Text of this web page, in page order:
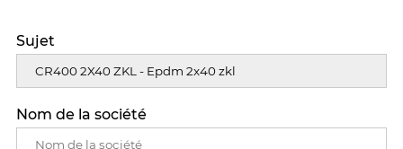
Sujet
Nom de la société